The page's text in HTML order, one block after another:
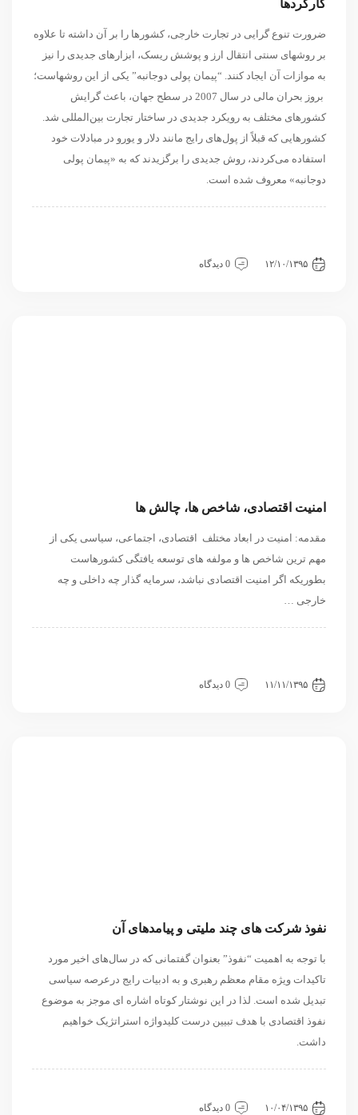
کارکردها
ضرورت تنوع گرایی در تجارت خارجی، کشورها را بر آن داشته تا علاوه
بر روشهای سنتی انتقال ارز و پوشش ریسک، ابزارهای جدیدی را نیز
به موازات آن ایجاد کنند. “پیمان پولی دوجانبه” یکی از این روشهاست؛
بروز بحران مالی در سال 2007 در سطح جهان، باعث گرایش
کشورهای مختلف به رویکرد جدیدی در ساختار تجارت بین‌المللی شد.
کشورهایی که قبلاً از پول‌های رایج مانند دلار و یورو در مبادلات خود
استفاده می‌کردند، روش جدیدی را برگزیدند که به «پیمان پولی
دوجانبه» معروف شده است.
۱۲/۱۰/۱۳۹۵
0 دیدگاه
امنیت اقتصادی، شاخص ها، چالش ها
مقدمه: امنیت در ابعاد مختلف اقتصادی، اجتماعی، سیاسی یکی از
مهم ترین شاخص ها و مولفه های توسعه یافتگی کشورهاست
بطوریکه اگر امنیت اقتصادی نباشد، سرمایه گذار چه داخلی و چه
خارجی …
۱۱/۱۱/۱۳۹۵
0 دیدگاه
نفوذ شرکت های چند ملیتی و پیامدهای آن
با توجه به اهمیت “نفوذ” بعنوان گفتمانی که در سال‌های اخیر مورد
تاکیدات ویژه مقام معظم رهبری و به ادبیات رایج درعرصه سیاسی
تبدیل شده است. لذا در این نوشتار کوتاه اشاره ای موجز به موضوع
نفوذ اقتصادی با هدف تبیین درست کلیدواژه استراتژیک خواهیم
داشت.
۱۰/۰۴/۱۳۹۵
0 دیدگاه